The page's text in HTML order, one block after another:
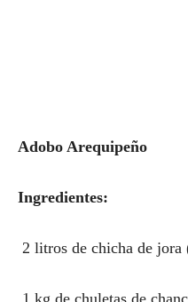
Adobo Arequipeño
Ingredientes:
2 litros de chicha de jora
1 kg de chuletas de